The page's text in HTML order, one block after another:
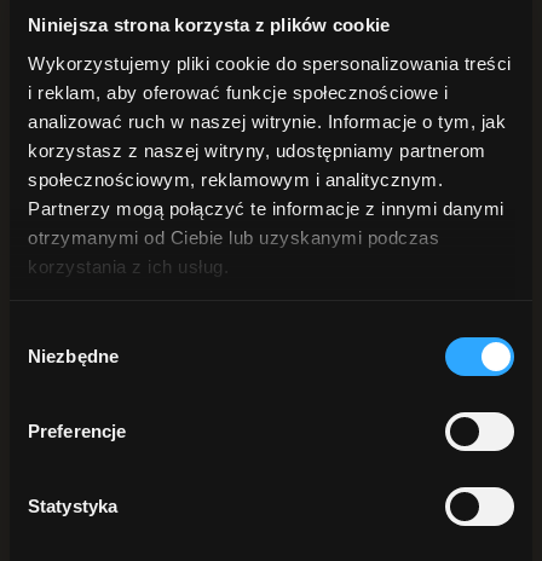
Niniejsza strona korzysta z plików cookie
Wykorzystujemy pliki cookie do spersonalizowania treści
i reklam, aby oferować funkcje społecznościowe i
analizować ruch w naszej witrynie. Informacje o tym, jak
korzystasz z naszej witryny, udostępniamy partnerom
społecznościowym, reklamowym i analitycznym.
Partnerzy mogą połączyć te informacje z innymi danymi
otrzymanymi od Ciebie lub uzyskanymi podczas
korzystania z ich usług.
zgody
Niezbędne
Preferencje
Statystyka
Żele pod prysznic
Peelingi do ciała
Płyn intymny
DŁONIE i STOPY
Mydła do rąk
Kremy do rąk
Peelingi do rąk
Do stóp
ANTYPERSPIRANTY
DO BRODY
Szukaj